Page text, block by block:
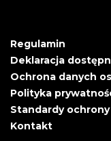
Regulamin
Deklaracja
Ochrona danych
Polityka
Standardy
Kontakt